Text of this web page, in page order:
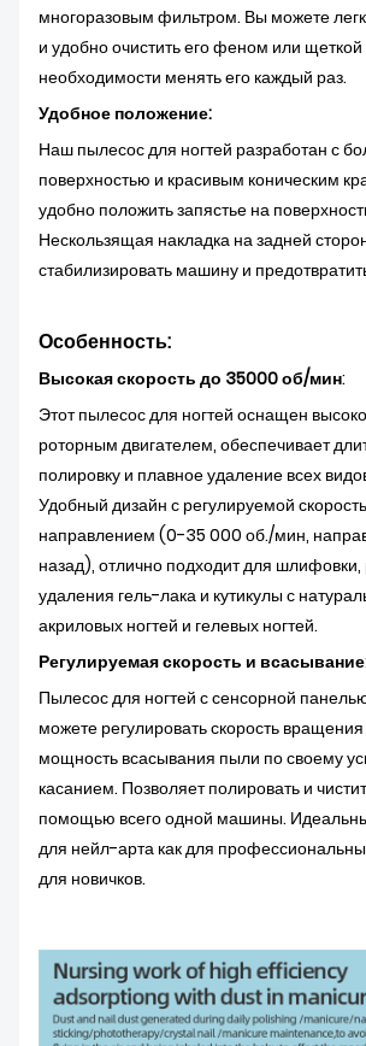
многоразовым фильтром. Вы можете
и удобно очистить его феном или
необходимости менять его каждый раз.
Удобное положение:
Наш пылесос для ногтей разработан с
поверхностью и красивым коническим
удобно положить запястье на
Нескользящая накладка на задней
стабилизировать машину и
Особенность:
Высокая скорость до 35000 об/мин:
Этот пылесос для ногтей оснащен
роторным двигателем, обеспечивает
полировку и плавное удаление всех
Удобный дизайн с регулируемой
направлением (0-35 000 об./мин,
назад), отлично подходит для шлифовки,
удаления гель-лака и кутикулы с
акриловых ногтей и гелевых ногтей.
Регулируемая скорость и всасывание:
Пылесос для ногтей с сенсорной
можете регулировать скорость
мощность всасывания пыли по своему
касанием. Позволяет полировать и
помощью всего одной машины.
для нейл-арта как для
для новичков.